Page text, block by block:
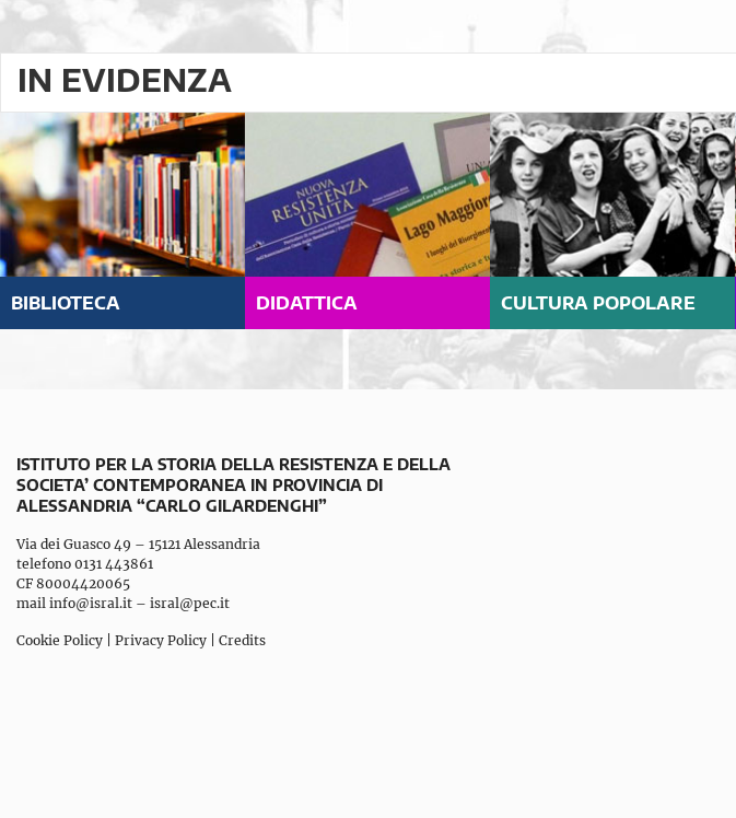
IN EVIDENZA
BIBLIOTECA DIDATTICA CULTURA POPOLARE
ISTITUTO PER LA STORIA DELLA RESISTENZA E DELLA
SOCIETA’ CONTEMPORANEA IN PROVINCIA DI
ALESSANDRIA “CARLO GILARDENGHI”
Via dei Guasco 49 – 15121 Alessandria
telefono 0131 443861
CF 80004420065
mail info@isral.it – isral@pec.it
Cookie Policy Privacy Policy Credits